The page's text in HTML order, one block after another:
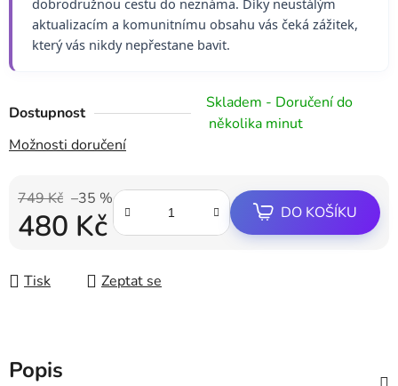
dobrodružnou cestu do neznáma. Díky neustálým
aktualizacím a komunitnímu obsahu vás čeká zážitek,
který vás nikdy nepřestane bavit.
Dostupnost
Skladem - Doručení do
několika minut
Možnosti doručení
749 Kč –35 %
480 Kč DO KOŠÍKU
Tisk Zeptat se
Popis